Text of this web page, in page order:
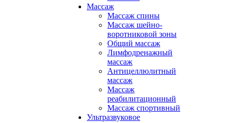
Массаж
Массаж спины
Массаж шейно-
воротниковой зоны
Общий массаж
Лимфодренажный
массаж
Антицеллюлитный
массаж
Массаж
реабилитационный
Массаж спортивный
Ультразвуковое